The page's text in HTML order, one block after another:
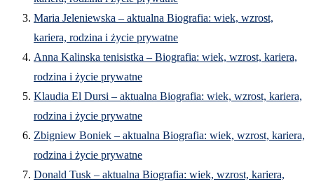
Maria Jeleniewska – aktualna Biografia: wiek, wzrost,
kariera, rodzina i życie prywatne
Anna Kalinska tenisistka – Biografia: wiek, wzrost, kariera,
rodzina i życie prywatne
Klaudia El Dursi – aktualna Biografia: wiek, wzrost, kariera,
rodzina i życie prywatne
Zbigniew Boniek – aktualna Biografia: wiek, wzrost, kariera,
rodzina i życie prywatne
Donald Tusk – aktualna Biografia: wiek, wzrost, kariera,